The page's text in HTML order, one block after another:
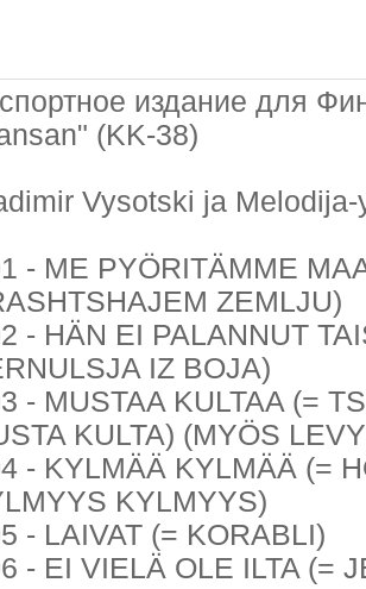
издание для
(KK-38)
Vysotski ja
- ME PYÖRITÄMME
ZEMLJU)
- HÄN EI PALANNUT
IZ BOJA)
- MUSTAA KULTAA (=
KULTA) (MYÖS
- KYLMÄÄ KYLMÄÄ (=
KYLMYYS)
- LAIVAT (= KORABLI)
- EI VIELÄ OLE ILTA (=